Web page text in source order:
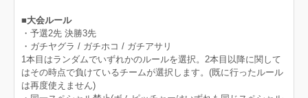
■大会ルール
・予選2先 決勝3先
・ガチヤグラ / ガチホコ / ガチアサリ
1本目はランダムでいずれかのルールを選択。2本目以降に関して
はその時点で負けているチームが選択します。(既に行ったルール
は再度使えません)